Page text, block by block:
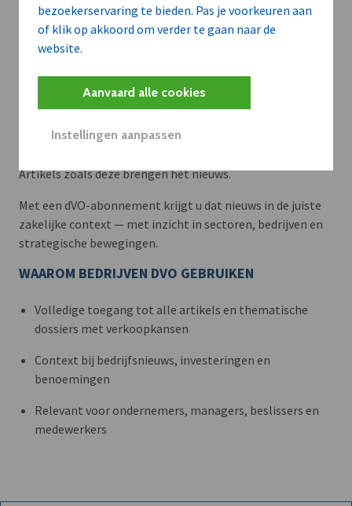
bezoekerservaring te bieden. Pas je voorkeuren aan
of klik op akkoord om verder te gaan naar de
website.
Aanvaard alle cookies
Instellingen aanpassen
Meer context. Dieper begrip.
Artikels zoals deze brengen het nieuws.
Met een dVO-abonnement krijgt u dat nieuws in de juiste
zakelijke context — met inzicht in sectoren, bedrijven en
strategische bewegingen.
WAAROM BEDRIJVEN DVO GEBRUIKEN
Volledige toegang tot alle artikels en thematische
dossiers met verkoopkansen
Context bij bedrijfsnieuws, investeringen en
benoemingen
Relevant voor ondernemers, managers, beslissers en
medewerkers